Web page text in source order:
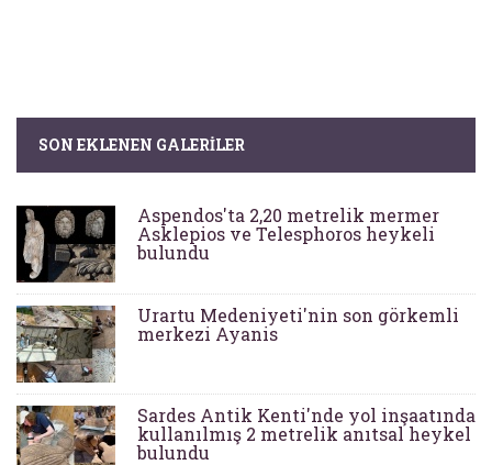
SON EKLENEN GALERILER
Aspendos'ta 2,20 metrelik mermer
Asklepios ve Telesphoros heykeli
bulundu
Urartu Medeniyeti'nin son görkemli
merkezi Ayanis
Sardes Antik Kenti'nde yol inşaatında
kullanılmış 2 metrelik anıtsal heykel
bulundu